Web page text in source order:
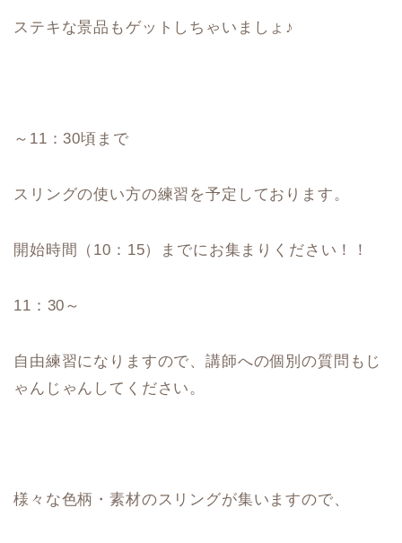
ステキな景品もゲットしちゃいましょ♪
～11：30頃まで
スリングの使い方の練習を予定しております。
開始時間（10：15）までにお集まりください！！
11：30～
自由練習になりますので、講師への個別の質問もじ
ゃんじゃんしてください。
様々な色柄・素材のスリングが集いますので、